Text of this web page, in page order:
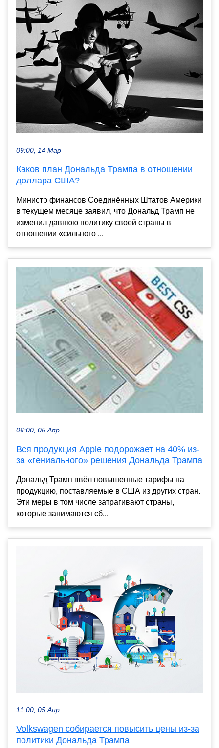
09:00, 14 Мар
Каков план Дональда Трампа в отношении
доллара США?
Министр финансов Соединённых Штатов Америки
в текущем месяце заявил, что Дональд Трамп не
изменил давнюю политику своей страны в
отношении «сильного ...
06:00, 05 Апр
Вся продукция Apple подорожает на 40% из-
за «гениального» решения Дональда Трампа
Дональд Трамп ввёл повышенные тарифы на
продукцию, поставляемые в США из других стран.
Эти меры в том числе затрагивают страны,
которые занимаются сб...
11:00, 05 Апр
Volkswagen собирается повысить цены из-за
политики Дональда Трампа